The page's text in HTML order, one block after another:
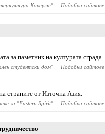
Консулт" Подобни сайтове
за паметник на културата сграда.
студентски дом" Подобни сайтове
страните от Източна Азия.
за "Eastern Spirit" Подобни сайтове